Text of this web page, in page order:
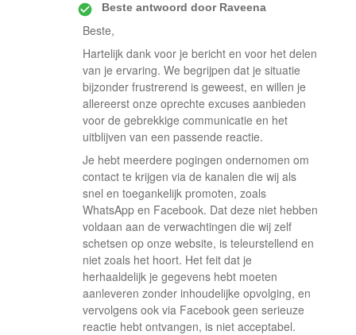
Beste antwoord doorRaveena
Beste,
Hartelijk dank voor je bericht en voor het delen
van je ervaring. We begrijpen dat je situatie
bijzonder frustrerend is geweest, en willen je
allereerst onze oprechte excuses aanbieden
voor de gebrekkige communicatie en het
uitblijven van een passende reactie.
Je hebt meerdere pogingen ondernomen om
contact te krijgen via de kanalen die wij als
snel en toegankelijk promoten, zoals
WhatsApp en Facebook. Dat deze niet hebben
voldaan aan de verwachtingen die wij zelf
schetsen op onze website, is teleurstellend en
niet zoals het hoort. Het feit dat je
herhaaldelijk je gegevens hebt moeten
aanleveren zonder inhoudelijke opvolging, en
vervolgens ook via Facebook geen serieuze
reactie hebt ontvangen, is niet acceptabel.